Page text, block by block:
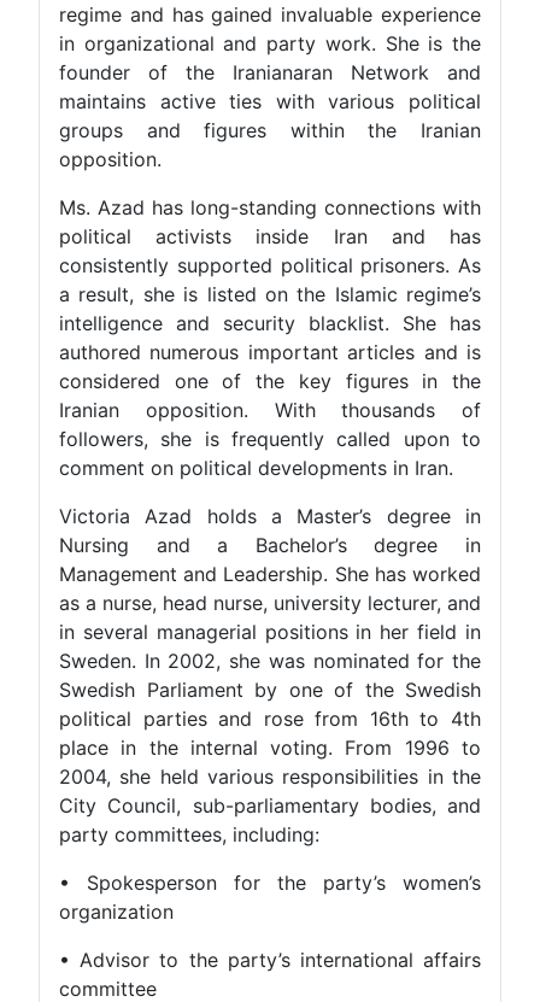
regime and has gained invaluable experience
in organizational and party work. She is the
founder of the Iranianaran Network and
maintains active ties with various political
groups and figures within the Iranian
opposition.
Ms. Azad has long-standing connections with
political activists inside Iran and has
consistently supported political prisoners. As
a result, she is listed on the Islamic regime’s
intelligence and security blacklist. She has
authored numerous important articles and is
considered one of the key figures in the
Iranian opposition. With thousands of
followers, she is frequently called upon to
comment on political developments in Iran.
Victoria Azad holds a Master’s degree in
Nursing and a Bachelor’s degree in
Management and Leadership. She has worked
as a nurse, head nurse, university lecturer, and
in several managerial positions in her field in
Sweden. In 2002, she was nominated for the
Swedish Parliament by one of the Swedish
political parties and rose from 16th to 4th
place in the internal voting. From 1996 to
2004, she held various responsibilities in the
City Council, sub-parliamentary bodies, and
party committees, including:
• Spokesperson for the party’s women’s
organization
• Advisor to the party’s international affairs
committee